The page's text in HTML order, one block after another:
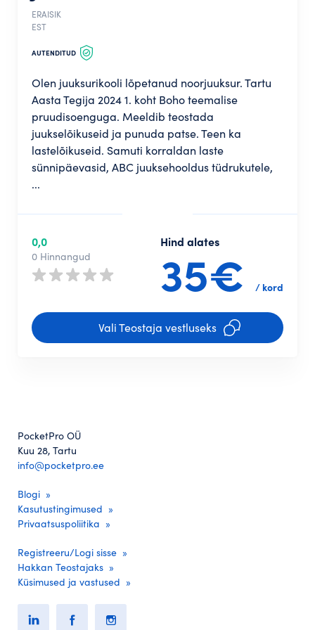
ERAISIK
EST
AUTENDITUD
Olen juuksurikooli lõpetanud noorjuuksur. Tartu
Aasta Tegija 2024 1. koht Boho teemalise
pruudisoenguga. Meeldib teostada
juukselõikuseid ja punuda patse. Teen ka
lastelõikuseid. Samuti korraldan laste
sünnipäevasid, ABC juuksehooldus tüdrukutele,
...
Vali Teostaja vestluseks
Hind alates
35€ / kord
0,0
0 Hinnangud
PocketPro OÜ
Kuu 28, Tartu
info@pocketpro.ee
Blogi
Kasutustingimused
Privaatsuspoliitika
Registreeru/Logi sisse
Hakkan Teostajaks
Küsimused ja vastused